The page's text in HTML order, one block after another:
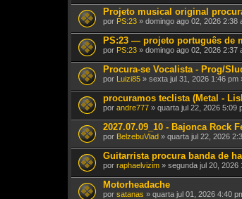
Projeto musical original
por PS:23 » domingo ago 02, 2026 2:38
PS:23 — projeto português de
por PS:23 » domingo ago 02, 2026 2:37
Procura-se Vocalista - Prog/
por Luizi85 » sexta jul 31, 2026 1:46 pm
procuramos teclista (Metal -
por andre777 » quarta jul 22, 2026 5:09
2027.07.09_10 - Bajonca Rock
por BelzebuVlad » quarta jul 22, 2026
Guitarrista procura banda de
por raphaelvizim » segunda jul 20, 2026
Motorheadache
por satanas » quarta jul 01, 2026 4:40